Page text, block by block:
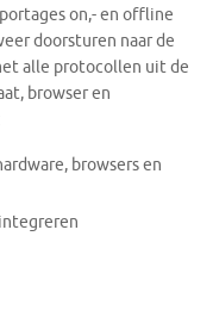
on,- en offline
doorsturen naar de
alle protocollen uit de
browser en
browsers en